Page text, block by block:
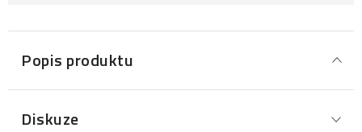
Popis produktu
Diskuze